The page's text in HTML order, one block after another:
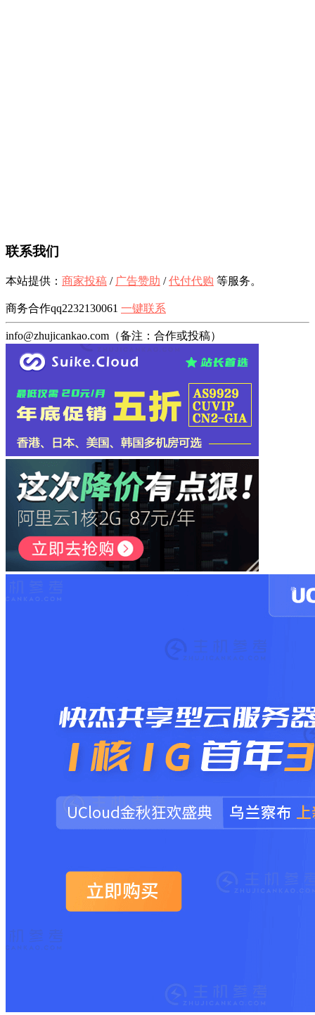
联系我们
本站提供： 商家投稿 / 广告赞助 /代付代购 等服务。
商务合作qq2232130061 一键联系
info@zhujicankao.com（备注：合作或投稿）